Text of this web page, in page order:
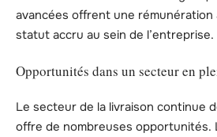
avancées offrent une rémunération
statut accru au sein de l’entreprise.
Opportunités dans un secteur en
Le secteur de la livraison continue
offre de nombreuses opportunités.